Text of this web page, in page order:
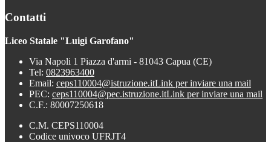
Contatti
Liceo Statale "Luigi Garofano"
Via Napoli 1 Piazza d'armi - 81043 Capua (CE)
Tel: 0823963400
Email: ceps110004@istruzione.itLink per inviare una mail
PEC: ceps110004@pec.istruzione.itLink per inviare una mail
C.F.: 80007250618
C.M. CEPS110004
Codice univoco UFRJT4